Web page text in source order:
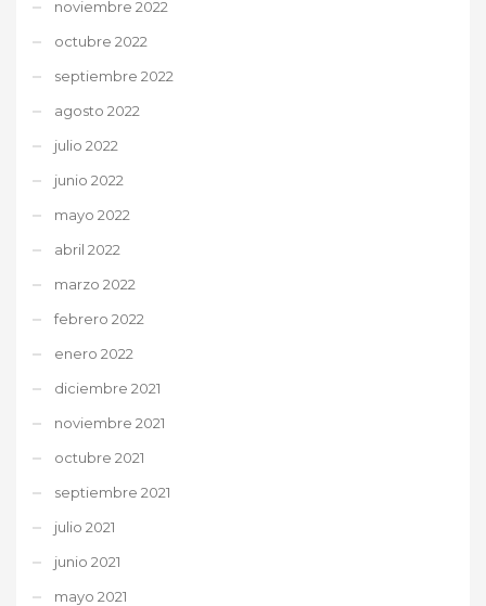
noviembre 2022
octubre 2022
septiembre 2022
agosto 2022
julio 2022
junio 2022
mayo 2022
abril 2022
marzo 2022
febrero 2022
enero 2022
diciembre 2021
noviembre 2021
octubre 2021
septiembre 2021
julio 2021
junio 2021
mayo 2021